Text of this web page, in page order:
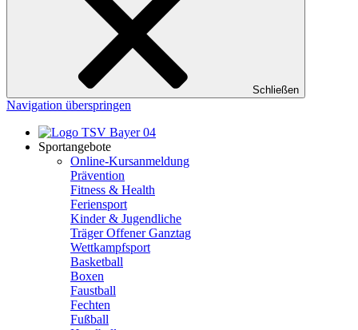
Schließen
Navigation überspringen
Sportangebote
Online-Kursanmeldung
Prävention
Fitness & Health
Feriensport
Kinder & Jugendliche
Träger Offener Ganztag
Wettkampfsport
Basketball
Boxen
Faustball
Fechten
Fußball